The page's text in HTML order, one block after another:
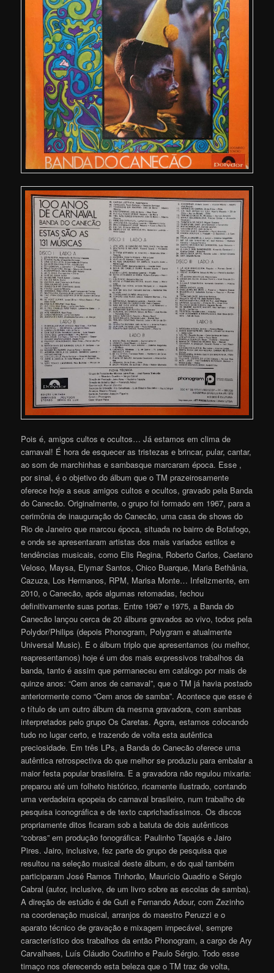
Pois é, amigos cultos e ocultos… Já estamos em clima de
carnaval! É hora de esquecer as tristezas e brincar, pular, cantar,
ao som de marchinhas e sambasque marcaram época. Esse ,
por sinal, é o objetivo do álbum que o TM prazeirosamente
oferece hoje a seus amigos cultos e ocultos, gravado pela Banda
do Canecão. Originalmente, o grupo foi formado em 1967, para a
cerimônia de inauguração do Canecão, uma casa de shows do
Rio de Janeiro que marcou época, situada no bairro de Botafogo,
e onde se apresentaram artistas dos mais variados estilos e
tendências musicais, como Elis Regina, Roberto Carlos, Caetano
Veloso, Maysa, Elymar Santos, Chico Buarque, Maria Bethânia,
Cazuza, Los Hermanos, RPM, Marisa Monte… Infelizmente, em
2010, o Canecão, após algumas retomadas, fechou
definitivamente suas portas. Entre 1967 e 1975, a Banda do
Canecão lançou cerca de 20 álbuns gravados ao vivo, todos pela
Polydor/Philips (depois Phonogram, Polygram e atualmente
Universal Music). E o álbum triplo que apresentamos (ou melhor,
reapresentamos) hoje é um dos mais expressivos trabalhos da
banda, tanto é assim que permaneceu em catálogo por mais de
quinze anos: “Cem anos de carnaval”, que o TM já havia postado
anteriormente como “Cem anos de samba”. Acontece que esse é
o título de um outro álbum da mesma gravadora, com sambas
interpretados pelo grupo Os Caretas. Agora, estamos colocando
tudo no lugar certo, e trazendo de volta esta autêntica
preciosidade. Em três LPs, a Banda do Canecão oferece uma
autêntica retrospectiva do que melhor se produziu para embalar a
maior festa popular brasileira. E a gravadora não regulou mixaria:
preparou até um folheto histórico, ricamente ilustrado, contando
uma verdadeira epopeia do carnaval brasileiro, num trabalho de
pesquisa iconográfica e de texto caprichadíssimos. Os discos
propriamente ditos ficaram sob a batuta de dois autênticos
“cobras” em produção fonográfica: Paulinho Tapajós e Jairo
Pires. Jairo, inclusive, fez parte do grupo de pesquisa que
resultou na seleção musical deste álbum, e do qual também
participaram José Ramos Tinhorão, Maurício Quadrio e Sérgio
Cabral (autor, inclusive, de um livro sobre as escolas de samba).
A direção de estúdio é de Guti e Fernando Adour, com Zezinho
na coordenação musical, arranjos do maestro Peruzzi e o
aparato técnico de gravação e mixagem impecável, sempre
característico dos trabalhos da então Phonogram, a cargo de Ary
Carvalhaes, Luís Cláudio Coutinho e Paulo Sérgio. Todo esse
timaço nos oferecendo esta beleza que o TM traz de volta,